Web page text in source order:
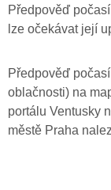
Předpověď
lze očekávat její
Předpověď
oblačnosti) na
portálu Ventusky
městě Praha